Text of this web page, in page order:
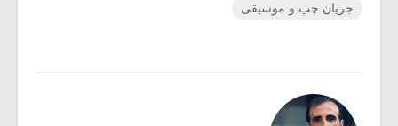
جریان چپ و موسیقی